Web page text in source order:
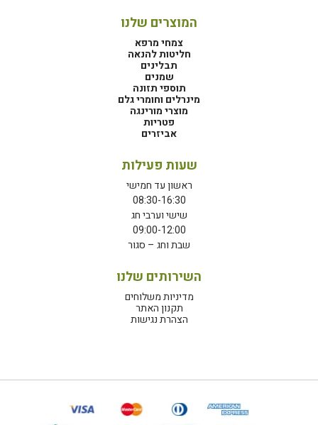
המוצרים שלנו
צמחי מרפא
חליטות להנאה
תבלינים
שמנים
תוספי תזונה
מינרלים וחומרי גלם
מוצרי מורינגה
פטריות
אביזרים
שעות פעילות
ראשון עד חמישי
08:30-16:30
שישי וערבי חג
09:00-12:00
שבת וחג – סגור
השירותים שלנו
מדיניות משלוחים
תקנון האתר
הצהרת נגישות